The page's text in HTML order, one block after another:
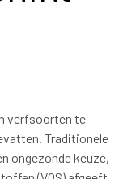
verfsoorten te
Traditionele
ongezonde keuze,